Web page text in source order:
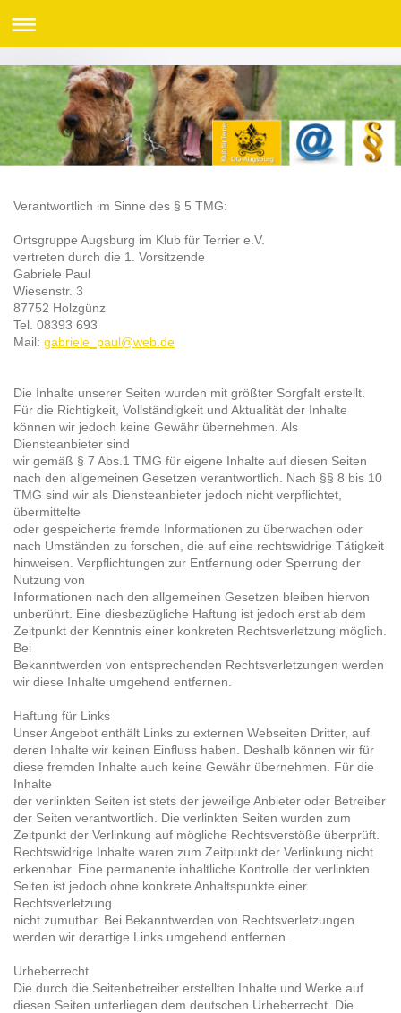
Verantwortlich im Sinne des § 5 TMG:
Ortsgruppe Augsburg im Klub für Terrier e.V.
vertreten durch die 1. Vorsitzende
Gabriele Paul
Wiesenstr. 3
87752 Holzgünz
Tel. 08393 693
Mail: gabriele_paul@web.de
Die Inhalte unserer Seiten wurden mit größter Sorgfalt erstellt.
Für die Richtigkeit, Vollständigkeit und Aktualität der Inhalte
können wir jedoch keine Gewähr übernehmen. Als
Diensteanbieter sind
wir gemäß § 7 Abs.1 TMG für eigene Inhalte auf diesen Seiten
nach den allgemeinen Gesetzen verantwortlich. Nach §§ 8 bis 10
TMG sind wir als Diensteanbieter jedoch nicht verpflichtet,
übermittelte
oder gespeicherte fremde Informationen zu überwachen oder
nach Umständen zu forschen, die auf eine rechtswidrige Tätigkeit
hinweisen. Verpflichtungen zur Entfernung oder Sperrung der
Nutzung von
Informationen nach den allgemeinen Gesetzen bleiben hiervon
unberührt. Eine diesbezügliche Haftung ist jedoch erst ab dem
Zeitpunkt der Kenntnis einer konkreten Rechtsverletzung möglich.
Bei
Bekanntwerden von entsprechenden Rechtsverletzungen werden
wir diese Inhalte umgehend entfernen.
Haftung für Links
Unser Angebot enthält Links zu externen Webseiten Dritter, auf
deren Inhalte wir keinen Einfluss haben. Deshalb können wir für
diese fremden Inhalte auch keine Gewähr übernehmen. Für die
Inhalte
der verlinkten Seiten ist stets der jeweilige Anbieter oder Betreiber
der Seiten verantwortlich. Die verlinkten Seiten wurden zum
Zeitpunkt der Verlinkung auf mögliche Rechtsverstöße überprüft.
Rechtswidrige Inhalte waren zum Zeitpunkt der Verlinkung nicht
erkennbar. Eine permanente inhaltliche Kontrolle der verlinkten
Seiten ist jedoch ohne konkrete Anhaltspunkte einer
Rechtsverletzung
nicht zumutbar. Bei Bekanntwerden von Rechtsverletzungen
werden wir derartige Links umgehend entfernen.
Urheberrecht
Die durch die Seitenbetreiber erstellten Inhalte und Werke auf
diesen Seiten unterliegen dem deutschen Urheberrecht. Die